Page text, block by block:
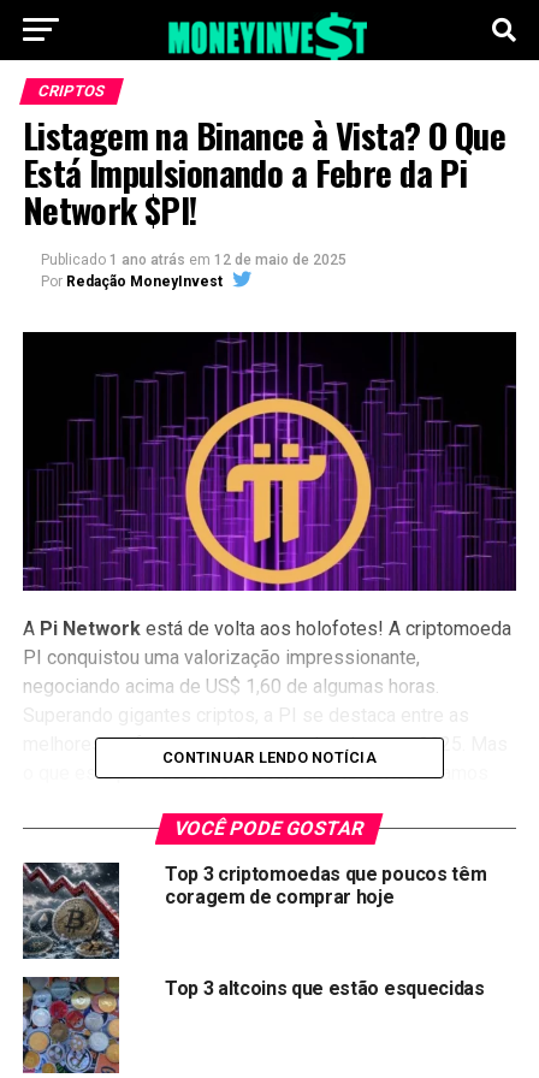
CRIPTOS
Listagem na Binance à Vista? O Que
Está Impulsionando a Febre da Pi
Network $PI!
Publicado 1 ano atrás em 12 de maio de 2025
Por Redação MoneyInvest
A Pi Networkestá de volta aos holofotes! A criptomoeda
PI conquistou uma valorização impressionante,
negociando acima de US$ 1,60 de algumas horas.
melhores performances do mercado cripto em 2025. Mas
o que está por trás dessa ascensão meteórica? Vamos
Um Começo Turbulento, Mas
Promissor
Quando a rede principal da Pi Network foi lançada, a
empolgação era palpável. A listagem inicial na exchange
OKX trouxe volumes massivos, com o
disparando para US$ 3.
CONTINUAR LENDO NOTÍCIA
VOCÊ PODE GOSTAR
Top 3 criptomoedas que poucos têm
coragem de comprar hoje
Top 3 altcoins que estão esquecidas